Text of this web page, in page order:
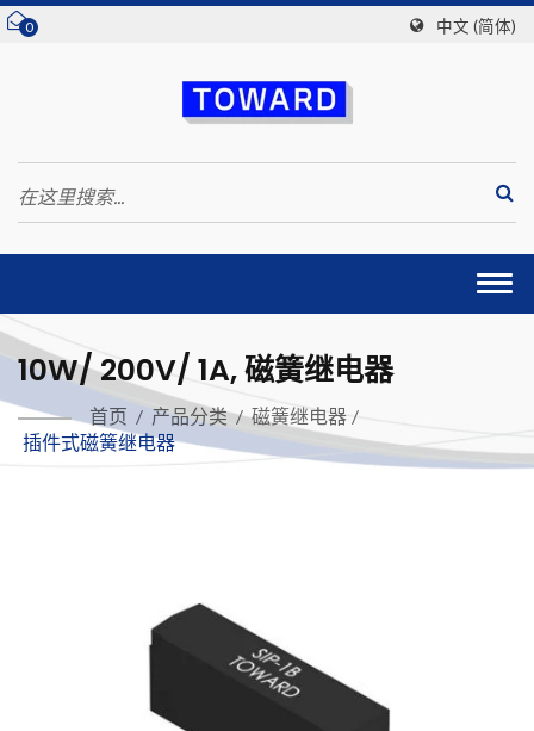
0 中文 (简体)
10W/ 200V/ 1A, 磁簧继电器
首页 / 产品分类 / 磁簧继电器 /
插件式磁簧继电器